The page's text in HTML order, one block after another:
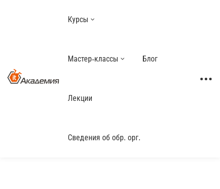
Курсы
Мастер-классы Блог
Лекции
Сведения об обр. орг.